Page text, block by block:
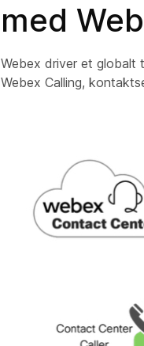
med
Webex driver et globalt
Webex Calling,